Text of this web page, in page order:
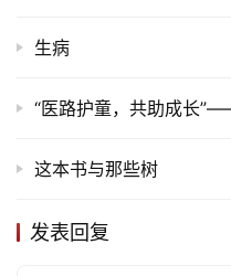
专
生病
“医路护童，共助成长
这本书与那些树
发表回复